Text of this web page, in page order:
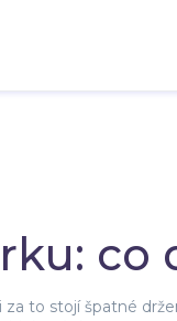
co
to stojí špatné